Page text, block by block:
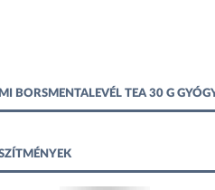
BORSMENTALEVÉL TEA 30 G